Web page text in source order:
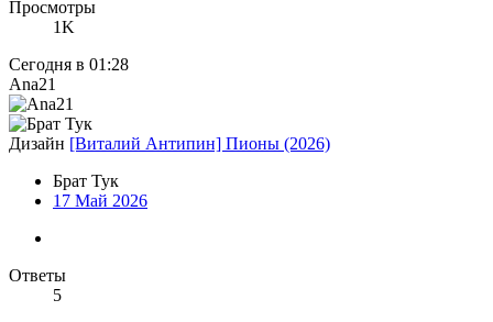
Просмотры
1K
Сегодня в 01:28
Ana21
Дизайн [Виталий Антипин] Пионы (2026)
Брат Тук
17 Май 2026
Ответы
5